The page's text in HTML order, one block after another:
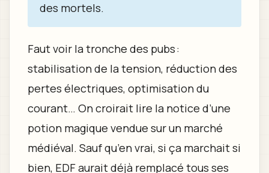
des mortels.
Faut voir la tronche des pubs :
stabilisation de la tension, réduction des
pertes électriques, optimisation du
courant… On croirait lire la notice d’une
potion magique vendue sur un marché
médiéval. Sauf qu’en vrai, si ça marchait si
bien, EDF aurait déjà remplacé tous ses